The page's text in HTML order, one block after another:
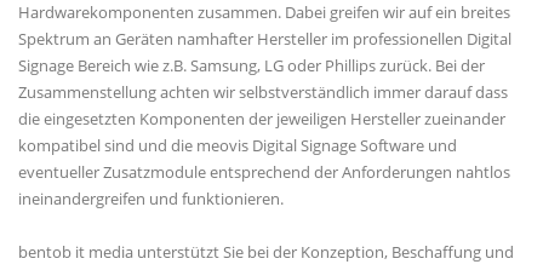
Hardwarekomponenten zusammen. Dabei greifen wir auf ein breites
Spektrum an Geräten namhafter Hersteller im professionellen Digital
Signage Bereich wie z.B. Samsung, LG oder Phillips zurück. Bei der
Zusammenstellung achten wir selbstverständlich immer darauf dass
die eingesetzten Komponenten der jeweiligen Hersteller zueinander
kompatibel sind und die meovis Digital Signage Software und
eventueller Zusatzmodule entsprechend der Anforderungen nahtlos
ineinandergreifen und funktionieren.
bentob it media unterstützt Sie bei der Konzeption, Beschaffung und